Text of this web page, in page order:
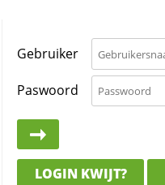
Gebruiker
Paswoord
LOGIN KWIJT?